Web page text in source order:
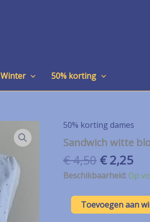
Winter 50% korting
50% korting dames
Sandwich witte
€4,50
prijs
€ 4,50.
€2,25
is:
€
Beschikbaarheid:Op
Sandwich
witte
Toevoegen aan